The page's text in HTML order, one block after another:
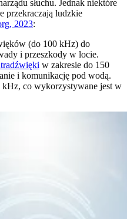
słuchu. Jednak niektóre
przekraczają ludzkie
2023:
(do 100 kHz) do
i przeszkody w locie.
w zakresie do 150
i komunikację pod wodą.
kHz, co wykorzystywane jest w